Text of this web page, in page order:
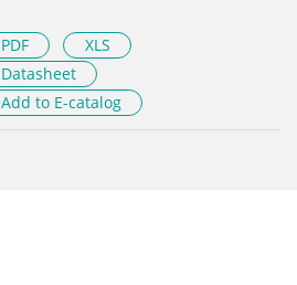
PDF
XLS
Datasheet
Add to E-catalog